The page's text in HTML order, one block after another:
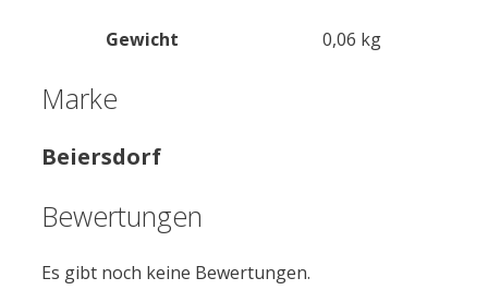
Gewicht 0,06 kg
Marke
Beiersdorf
Bewertungen
Es gibt noch keine Bewertungen.